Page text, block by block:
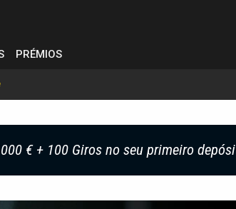
PRÉMIOS
€ + 100 Giros no seu primeiro